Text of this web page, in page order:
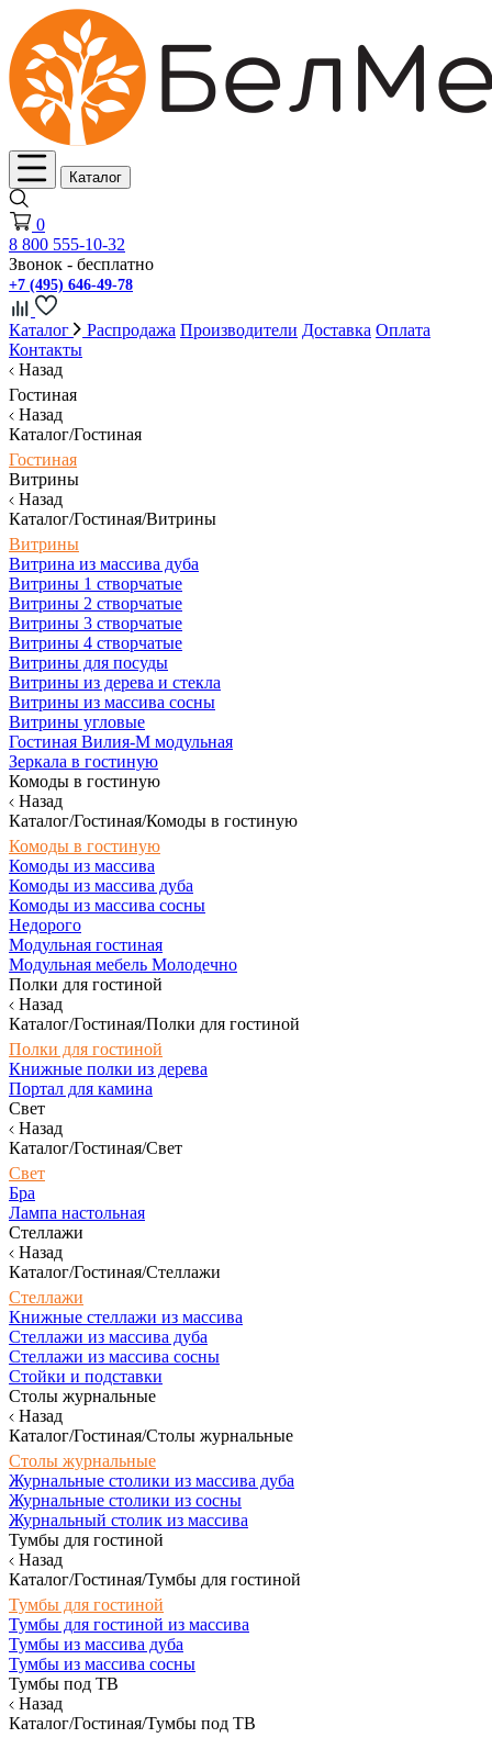
Каталог
0
8 800 555-10-32
Звонок - бесплатно
+7 (495) 646-49-78
Каталог Распродажа Производители Доставка Оплата
Контакты
Назад
Гостиная
Назад
Каталог/Гостиная
Гостиная
Витрины
Назад
Каталог/Гостиная/Витрины
Витрины
Витрина из массива дуба
Витрины 1 створчатые
Витрины 2 створчатые
Витрины 3 створчатые
Витрины 4 створчатые
Витрины для посуды
Витрины из дерева и стекла
Витрины из массива сосны
Витрины угловые
Гостиная Вилия-М модульная
Зеркала в гостиную
Комоды в гостиную
Назад
Каталог/Гостиная/Комоды в гостиную
Комоды в гостиную
Комоды из массива
Комоды из массива дуба
Комоды из массива сосны
Недорого
Модульная гостиная
Модульная мебель Молодечно
Полки для гостиной
Назад
Каталог/Гостиная/Полки для гостиной
Полки для гостиной
Книжные полки из дерева
Портал для камина
Свет
Назад
Каталог/Гостиная/Свет
Свет
Бра
Лампа настольная
Стеллажи
Назад
Каталог/Гостиная/Стеллажи
Стеллажи
Книжные стеллажи из массива
Стеллажи из массива дуба
Стеллажи из массива сосны
Стойки и подставки
Столы журнальные
Назад
Каталог/Гостиная/Столы журнальные
Столы журнальные
Журнальные столики из массива дуба
Журнальные столики из сосны
Журнальный столик из массива
Тумбы для гостиной
Назад
Каталог/Гостиная/Тумбы для гостиной
Тумбы для гостиной
Тумбы для гостиной из массива
Тумбы из массива дуба
Тумбы из массива сосны
Тумбы под ТВ
Назад
Каталог/Гостиная/Тумбы под ТВ